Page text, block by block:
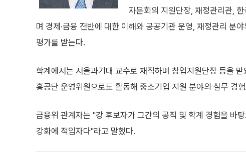
자문회의 지원단장, 재정관리관,
며 경제·금융 전반에 대한 이해와 공공기관 운영, 재정관리 분
평가를 받는다.
학계에서는 서울과기대 교수로 재직하며 창업지원단장 등을
흥공단 운영위원으로도 활동해 중소기업 지원 분야의 실무 경
금융위 관계자는 "강 후보자가 그간의 공직 및 학계 경험을 바
강화에 적임자다"라고 말했다.